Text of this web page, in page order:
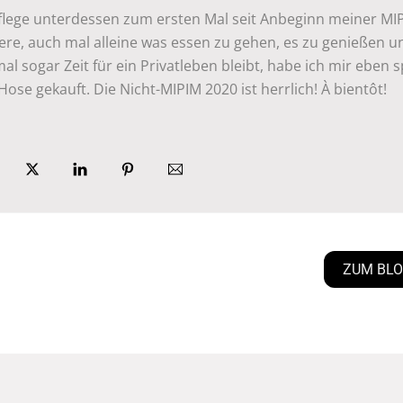
unterdessen zum ersten Mal seit Anbeginn meiner
auch mal alleine was essen zu gehen, es zu genießen
sogar Zeit für ein Privatleben bleibt, habe ich mir eben
gekauft. Die Nicht-MIPIM 2020 ist herrlich! À bientôt!
ZUM